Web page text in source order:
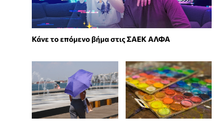
Κάνε το επόμενο βήμα στις ΣΑΕΚ ΑΛΦΑ